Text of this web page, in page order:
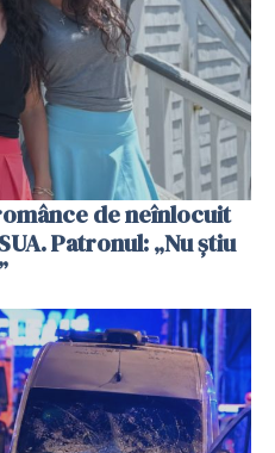
de neînlocuit
Patronul: „Nu știu